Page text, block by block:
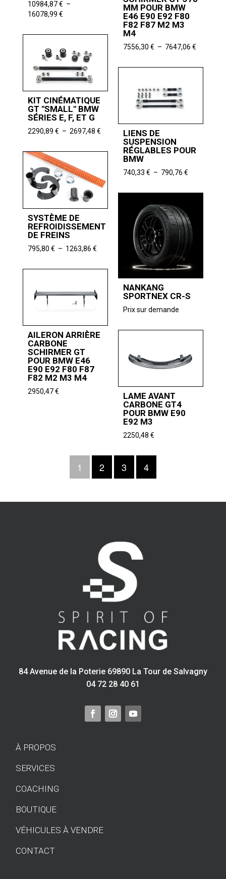
10984,87€ –
16078,99 €Plage
prix :
à
16078,99 €
MM POUR BMW
E46 E90 E92 F80
F82 F87 M2 M3
M4
7556,30 € – 7647,06 €Plage
prix :
KIT CINÉMATIQUE
GT "SMALL" BMW
SÉRIES E, F, ET G
2290,89 € – 2697,48 €Plage
prix :
2290,89 €
2697,48 €
LIENS DE
SUSPENSION
RÉGLABLES POUR
BMW
740,33 € – 790,76 €Plage
prix :
790,76 €
SYSTÈME DE
REFROIDISSEMENT
DE FREINS
795,80 € – 1263,86 €Plage
prix :
795,80 €
1263,86 €
NANKANG
SPORTNEX CR-S
Prix sur demande
AILERON ARRIÈRE
CARBONE
SCHIRMER GT
POUR BMW E46
E90 E92 F80 F87
F82 M2 M3 M4
2950,47€
LAME AVANT
CARBONE GT4
POUR BMW E90
E92 M3
2250,48 €
1 2 3 4
84 Avenue de la Poterie 69890 La Tour de Salvagny
04 72 28 40 61
À PROPOS
SERVICES
COACHING
BOUTIQUE
VÉHICULES À VENDRE
CONTACT